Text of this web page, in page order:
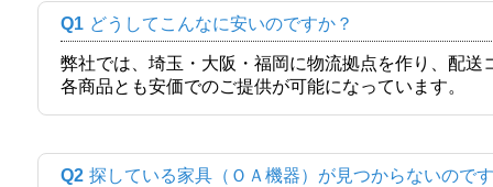
Q1 どうしてこんなに安いのですか？
弊社では、埼玉・大阪・福岡に物流拠点を作り、配
各商品とも安価でのご提供が可能になっています。
Q2 探している家具（ＯＡ機器）が見つからないので